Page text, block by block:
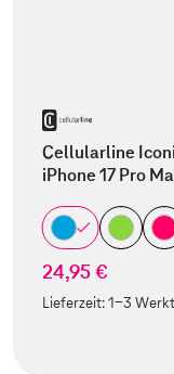
Cellularline
iPhone 17 Pro
24,95 €
Lieferzeit:1-3